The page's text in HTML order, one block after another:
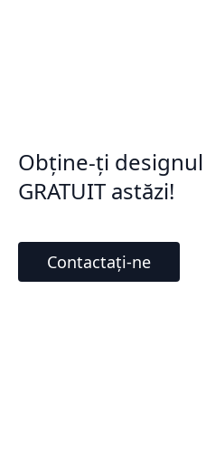
Obține-ți
GRATUIT astăzi!
Contactați-ne